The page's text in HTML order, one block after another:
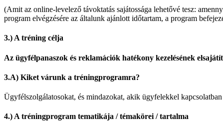
(Amit az online-levelező távoktatás sajátossága lehetővé tesz:
program elvégzésére az általunk ajánlott időtartam, a program
3.) A tréning célja
Az ügyfélpanaszok és reklamációk hatékony kezelésének
3.A) Kiket várunk a tréningprogramra?
Ügyfélszolgálatosokat, és mindazokat, akik ügyfelekkel
4.) A tréningprogram tematikája / témakörei / tartalma